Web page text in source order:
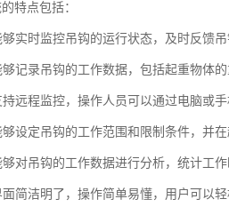
特点包括：
实时监控吊钩的运行状态，及时反馈
记录吊钩的工作数据，包括起重物体
远程监控，操作人员可以通过电脑或
设定吊钩的工作范围和限制条件，并
对吊钩的工作数据进行分析，统计工
简洁明了，操作简单易懂，用户可以轻